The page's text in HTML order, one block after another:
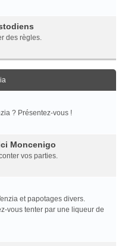
des règles.
? Présentez-vous !
Moncenigo
vos parties.
et papotages divers.
vous tenter par une liqueur de